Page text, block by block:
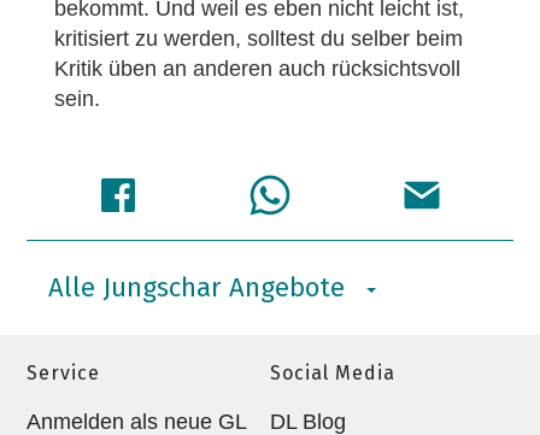
bekommt. Und weil es eben nicht leicht ist,
kritisiert zu werden, solltest du selber beim
Kritik üben an anderen auch rücksichtsvoll
sein.
Alle Jungschar Angebote
Service
Anmelden als neue GL
Social Media
DL Blog